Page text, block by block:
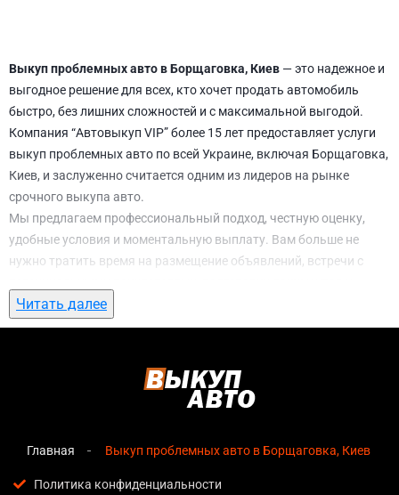
Выкуп проблемных авто в Борщаговка, Киев — это надежное и
выгодное решение для всех, кто хочет продать автомобиль
быстро, без лишних сложностей и с максимальной выгодой.
Компания “Автовыкуп VIP” более 15 лет предоставляет услуги
выкуп проблемных авто по всей Украине, включая Борщаговка,
Киев, и заслуженно считается одним из лидеров на рынке
срочного выкупа авто.
Мы предлагаем профессиональный подход, честную оценку,
удобные условия и моментальную выплату. Вам больше не
нужно тратить время на размещение объявлений, встречи с
ожидание. С нами вы можете
Борщаговка, Киеввсего за 1 день.
проблемных авто в Борщаговка, Киев
озвучивается сразу после обращения, без скрытых
Прозрачные условия— все этапы сделки полностью
Читать далее
Главная Выкуп проблемных авто в Борщаговка, Киев
Политика конфиденциальности